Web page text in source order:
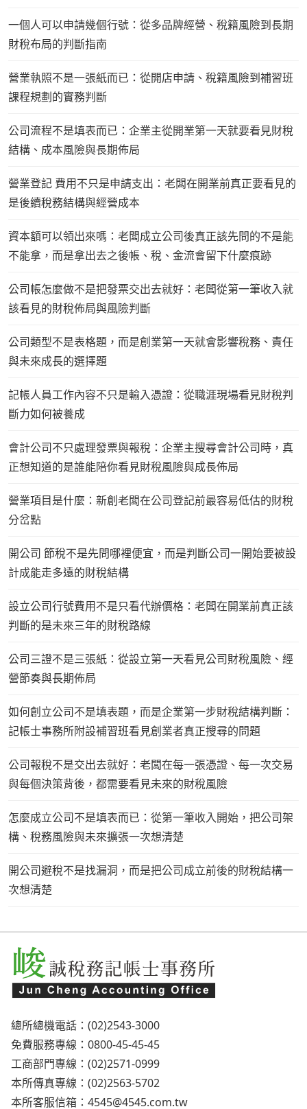
一個人可以申請幾個行號：從多品牌經營、稅籍風險到長期
財稅布局的判斷指南
營業執照不是一張紙而已：從開店申請、稅籍風險到補習班
課程規劃的實務判斷
公司流程不是填表而已：企業主從開業第一天就要看見財稅
結構、成本風險與長期佈局
營業登記 費用不只是申請支出：老闆在開業前真正要看見的
是後續稅務結構與經營成本
資本額可以領出來嗎：老闆成立公司後真正該先問的不是能
不能拿，而是拿出去之後帳、稅、金流會留下什麼痕跡
公司帳怎麼做不是把發票交出去就好：老闆從第一筆收入就
該看見的財稅佈局與風險判斷
公司類型不是表格題，而是創業第一天就會影響稅務、責任
與未來成長的選擇題
記帳人員工作內容不只是輸入憑證：從職涯現場看見財稅判
斷力如何被養成
會計公司不只處理發票與報稅：企業主搜尋會計公司時，真
正想知道的是誰能陪你看見財稅風險與成長佈局
營業項目是什麼：新創老闆在公司登記前最容易低估的財稅
分岔點
開公司 節稅不是先問哪裡便宜，而是判斷公司一開始要被設
計成能走多遠的財稅結構
設立公司行號費用不是只看代辦價格：老闆在開業前真正該
判斷的是未來三年的財稅路線
公司三證不是三張紙：從設立第一天看見公司財稅風險、經
營節奏與長期佈局
如何創立公司不是填表題，而是企業第一步財稅結構判斷：
記帳士事務所附設補習班看見創業者真正搜尋的問題
公司報稅不是交出去就好：老闆在每一張憑證、每一次交易
與每個決策背後，都需要看見未來的財稅風險
怎麼成立公司不是填表而已：從第一筆收入開始，把公司架
構、稅務風險與未來擴張一次想清楚
開公司避稅不是找漏洞，而是把公司成立前後的財稅結構一
次想清楚
總所總機電話：(02)2543-3000
免費服務專線：0800-45-45-45
工商部門專線：(02)2571-0999
本所傳真專線：(02)2563-5702
本所客服信箱： 4545@4545.com.tw